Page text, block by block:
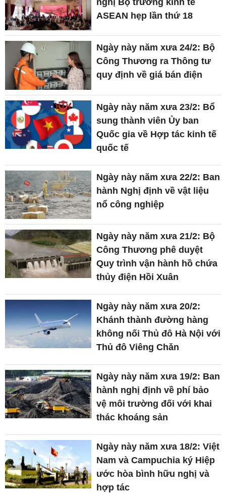
nghị Bộ trưởng kinh tế
ASEAN hẹp lần thứ 18
Ngày này năm xưa 24/2: Bộ
Công Thương ra Thông tư
quy định về giá bán điện
Ngày này năm xưa 23/2: Bổ
sung thành viên Ủy ban
Quốc gia về Hợp tác kinh tế
quốc tế
Ngày này năm xưa 22/2: Ban
hành Nghị định về vật liệu
nổ công nghiệp
Ngày này năm xưa 21/2: Bộ
Công Thương phê duyệt
Quy trình vận hành hồ chứa
thủy điện Hồi Xuân
Ngày này năm xưa 20/2:
Khánh thành đường hàng
không nối Thủ đô Hà Nội với
Thủ đô Viêng Chǎn
Ngày này năm xưa 19/2: Ban
hành nghị định về phí bảo
vệ môi trường đối với khai
thác khoáng sản
Ngày này năm xưa 18/2: Việt
Nam và Campuchia ký Hiệp
ước hòa bình hữu nghị và
hợp tác